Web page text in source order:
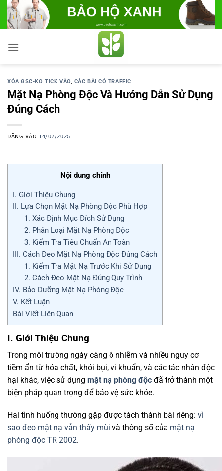
Bỏ
qua
nội
dung
XÓA GSC-KO TICK VÀO, CÁC BÀI CÓ TRAFFIC
Mặt Nạ Phòng Độc Và Hướng Dẫn Sử Dụng
Đúng Cách
ĐĂNG VÀO 14/02/2025
Nội dung chính
I. Giới Thiệu Chung
II. Lựa Chọn Mặt Nạ Phòng Độc Phù Hợp
1. Xác Định Mục Đích Sử Dụng
2. Phân Loại Mặt Nạ Phòng Độc
3. Kiểm Tra Tiêu Chuẩn An Toàn
III. Cách Đeo Mặt Nạ Phòng Độc Đúng Cách
1. Kiểm Tra Mặt Nạ Trước Khi Sử Dụng
2. Cách Đeo Mặt Nạ Đúng Quy Trình
IV. Bảo Dưỡng Mặt Nạ Phòng Độc
V. Kết Luận
Bài Viết Liên Quan
I. Giới Thiệu Chung
Trong môi trường ngày càng ô nhiễm và nhiều nguy cơ
tiềm ẩn từ hóa chất, khói bụi, vi khuẩn, và các tác nhân độc
hại khác, việc sử dụng mặt nạ phòng độc đã trở thành một
biện pháp quan trọng để bảo vệ sức khỏe.
Hai tình huống thường gặp được tách thành bài riêng: vì
sao đeo mặt nạ vẫn thấy mùi và thông số của mặt nạ
phòng độc TR 2002.